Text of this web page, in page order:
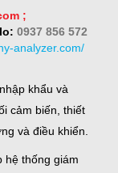
;
0937 856 572
analyzer.com/
khẩu và
cảm biến, thiết
và điều khiển.
hệ thống giám